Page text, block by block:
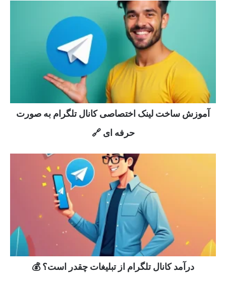
آموزش ساخت لینک اختصاصی کانال تلگرام به صورت
حرفه ای 🔗
درآمد کانال تلگرام از تبلیغات چقدر است؟ 💰